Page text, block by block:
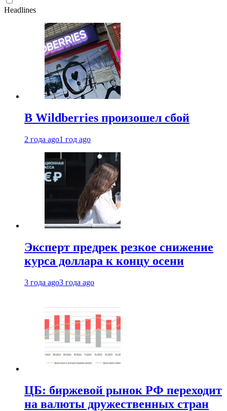
Headlines
В Wildberries произошел сбой
2 года ago1 год ago
Эксперт предрек резкое снижение
курса доллара к концу осени
3 года ago3 года ago
ЦБ: биржевой рынок РФ переходит
на валюты дружественных стран